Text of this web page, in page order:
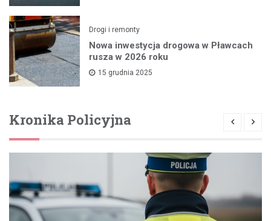
Drogi i remonty
Nowa inwestycja drogowa w Pławcach
rusza w 2026 roku
15 grudnia 2025
Kronika Policyjna